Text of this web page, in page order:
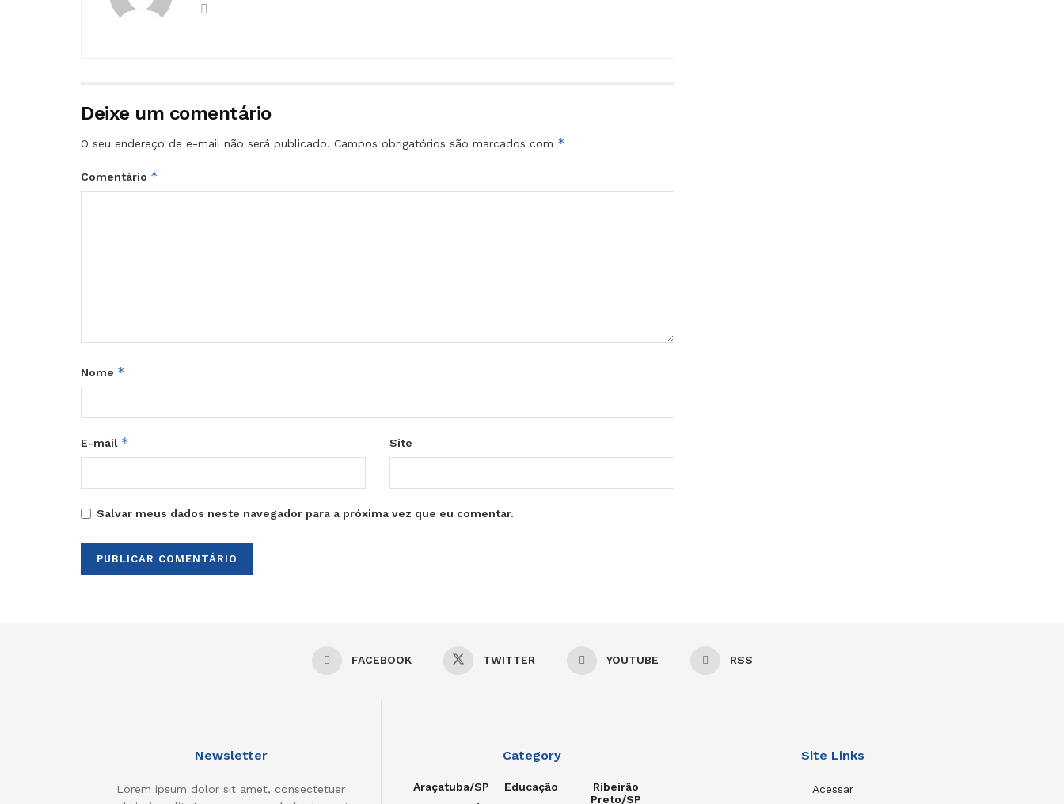
Deixe um comentário
O seu endereço de e-mail não será publicado. Campos obrigatórios são marcados com *
Comentário *
Nome *
E-mail * Site
Salvar meus dados neste navegador para a próxima vez que eu comentar.
FACEBOOK TWITTER YOUTUBE RSS
Newsletter
Lorem ipsum dolor sit amet, consectetuer
Category
Araçatuba/SP
Educação
Ribeirão
Preto/SP
Site Links
Acessar